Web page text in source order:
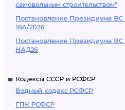
самовольным строительством"
Постановление Президиума ВС
18А/2026
Постановление Президиума ВС
НАД26
Кодексы СССР и РСФСР
Водный кодекс РСФСР
ГПК РСФСР